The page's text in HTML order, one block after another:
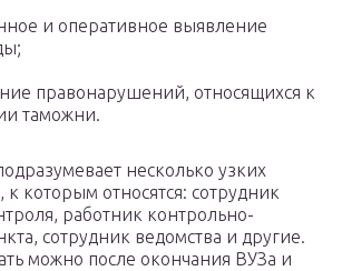
и оперативное выявление
правонарушений, относящихся к
таможни.
несколько узких
к которым относятся: сотрудник
работник контрольно-
сотрудник ведомства и другие.
можно после окончания ВУЗа и